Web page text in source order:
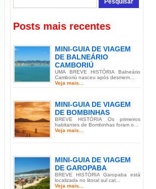
Posts mais recentes
MINI-GUIA DE VIAGEM
DE BALNEÁRIO
CAMBORIÚ
UMA BREVE HISTÓRIA Balneário
Camboriú nasceu após desmem...
Veja mais...
MINI-GUIA DE VIAGEM
DE BOMBINHAS
BREVE HISTÓRIA Os primeiros
habitantes de Bombinhas foram o...
Veja mais...
MINI-GUIA DE VIAGEM
DE GAROPABA
BREVE HISTÓRIA Garopaba está
localizada no litoral sul cat...
Veja mais...